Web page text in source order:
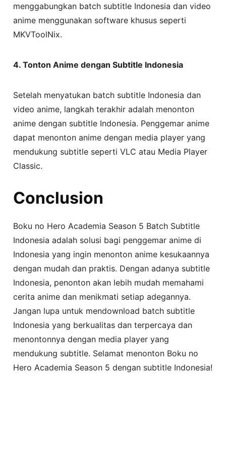
menggabungkan batch subtitle Indonesia dan video
anime menggunakan software khusus seperti
MKVToolNix.
4. Tonton Anime dengan Subtitle Indonesia
Setelah menyatukan batch subtitle Indonesia dan
video anime, langkah terakhir adalah menonton
anime dengan subtitle Indonesia. Penggemar anime
dapat menonton anime dengan media player yang
mendukung subtitle seperti VLC atau Media Player
Classic.
Conclusion
Boku no Hero Academia Season 5 Batch Subtitle
Indonesia adalah solusi bagi penggemar anime di
Indonesia yang ingin menonton anime kesukaannya
dengan mudah dan praktis. Dengan adanya subtitle
Indonesia, penonton akan lebih mudah memahami
cerita anime dan menikmati setiap adegannya.
Jangan lupa untuk mendownload batch subtitle
Indonesia yang berkualitas dan terpercaya dan
menontonnya dengan media player yang
mendukung subtitle. Selamat menonton Boku no
Hero Academia Season 5 dengan subtitle Indonesia!